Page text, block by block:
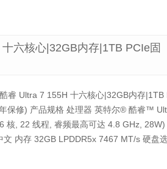
六核心|32GB内存|1TB PCIe固
睿 Ultra 7 155H 十六核心|32GB内存|1TB
保修) 产品规格 处理器 英特尔® 酷睿™
核, 22 线程, 睿频最高可达 4.8 GHz, 28W)
内存 32GB LPDDR5x 7467 MT/s 硬盘